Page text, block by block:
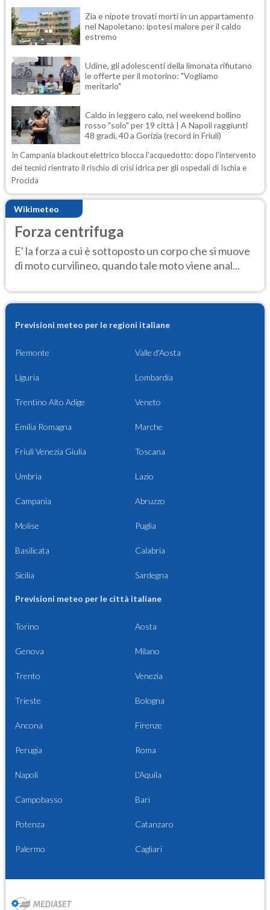
Zia e nipote trovati morti in un appartamento
nel Napoletano: ipotesi malore per il caldo
estremo
Udine, gli adolescenti della limonata rifiutano
le offerte per il motorino: "Vogliamo
meritarlo"
Caldo in leggero calo, nel weekend bollino
rosso "solo" per 19 città | A Napoli raggiunti
48 gradi, 40 a Gorizia (record in Friuli)
In Campania blackout elettrico blocca l'acquedotto: dopo l'intervento
dei tecnici rientrato il rischio di crisi idrica per gli ospedali di Ischia e
Procida
Wikimeteo
Forza centrifuga
E' la forza a cui è sottoposto un corpo che si muove
di moto curvilineo, quando tale moto viene anal...
Previsioni meteo per le regioni italiane
Piemonte Valle d'Aosta
Liguria Lombardia
Trentino Alto Adige Veneto
Emilia Romagna Marche
Friuli Venezia Giulia Toscana
Umbria Lazio
Campania Abruzzo
Molise Puglia
Basilicata Calabria
Sicilia Sardegna
Previsioni meteo per le città italiane
Torino Aosta
Genova Milano
Trento Venezia
Trieste Bologna
Ancona Firenze
Perugia Roma
Napoli L'Aquila
Campobasso Bari
Potenza Catanzaro
Palermo Cagliari